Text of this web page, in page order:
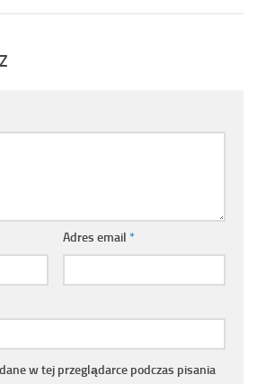
Adres email *
w tej przeglądarce podczas pisania